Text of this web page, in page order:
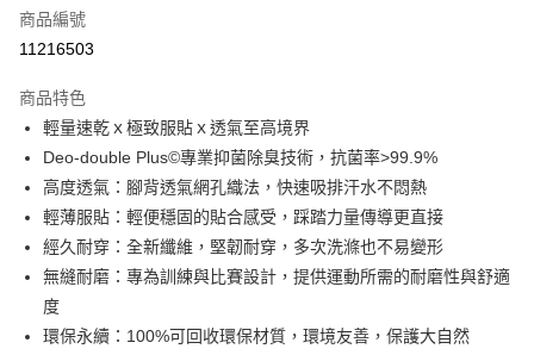
超商取貨付款
Apple Pay
ATM付款
運送方式
每筆NT$100，滿NT$888(含以上)免運費
付款後全家取貨
商品編號
11216503
商品特色
輕量速乾ｘ極致服貼ｘ透氣至高境界
Deo-double Plus©專業抑菌除臭技術，抗菌率>99.9%
高度透氣：腳背透氣網孔織法，快速吸排汗水不悶熱
輕薄服貼：輕便穩固的貼合感受，踩踏力量傳導更直接
經久耐穿：全新纖維，堅韌耐穿，多次洗滌也不易變形
無縫耐磨：專為訓練與比賽設計，提供運動所需的耐磨性與舒適
度
環保永續：100%可回收環保材質，環境友善，保護大自然